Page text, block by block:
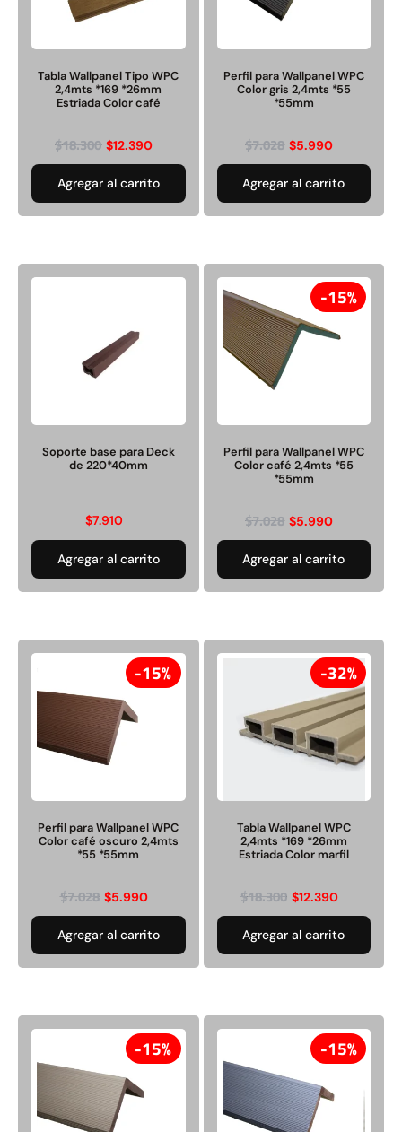
Tabla Wallpanel Tipo WPC
2,4mts *169 *26mm
Estriada Color café
$18.300 $12.390
Agregar al carrito
Perfil para Wallpanel WPC
Color gris 2,4mts *55
*55mm
$7.028 $5.990
Agregar al carrito
Soporte base para Deck
de 220*40mm
$7.910
Agregar al carrito
15%
Perfil para Wallpanel WPC
Color café 2,4mts *55
*55mm
$7.028 $5.990
Agregar al carrito
15%
Perfil para Wallpanel WPC
Color café oscuro 2,4mts
*55 *55mm
$7.028 $5.990
Agregar al carrito
32%
Tabla Wallpanel WPC
2,4mts *169 *26mm
Estriada Color marfil
$18.300 $12.390
Agregar al carrito
15% 15%
Juego Modular 02
$4.507.990
Juego Modular 01
$4.415.700
$5.987.128
Agregar al carrito
Pasto sintético ornamental
$2.892.120
de 2tn
2.842.858
capacidad 1000kg
$1.470.788
Leer más
38%